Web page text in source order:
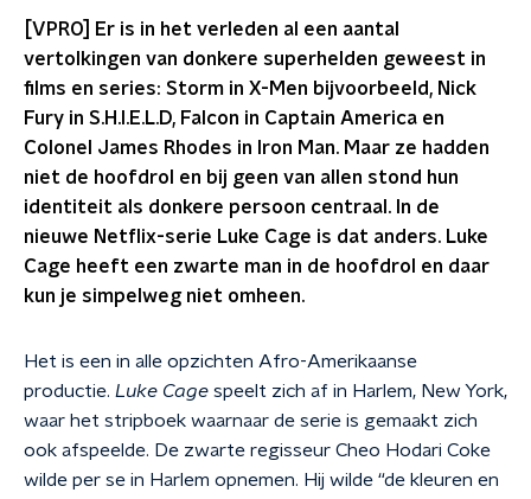
[VPRO] Er is in het verleden al een aantal
vertolkingen van donkere superhelden geweest in
films en series: Storm in X-Men bijvoorbeeld, Nick
Fury in S.H.I.E.L.D, Falcon in Captain America en
Colonel James Rhodes in Iron Man. Maar ze hadden
niet de hoofdrol en bij geen van allen stond hun
identiteit als donkere persoon centraal. In de
nieuwe Netflix-serie Luke Cage is dat anders. Luke
Cage heeft een zwarte man in de hoofdrol en daar
kun je simpelweg niet omheen.
Het is een in alle opzichten Afro-Amerikaanse
productie. Luke Cage speelt zich af in Harlem, New York,
waar het stripboek waarnaar de serie is gemaakt zich
ook afspeelde. De zwarte regisseur Cheo Hodari Coke
wilde per se in Harlem opnemen. Hij wilde “de kleuren en